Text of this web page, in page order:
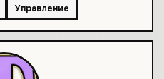
Управление